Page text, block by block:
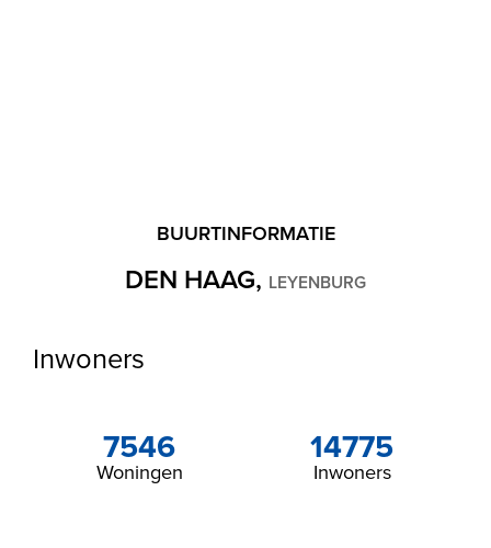
BUURTINFORMATIE
DEN HAAG, LEYENBURG
Inwoners
7546
Woningen
14775
Inwoners